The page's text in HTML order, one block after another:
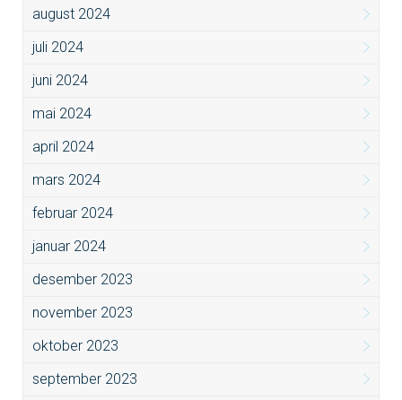
august 2024
juli 2024
juni 2024
mai 2024
april 2024
mars 2024
februar 2024
januar 2024
desember 2023
november 2023
oktober 2023
september 2023